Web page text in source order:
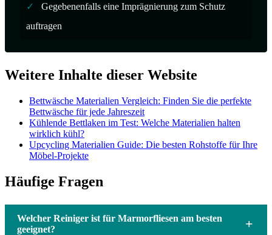
✓
Gegebenenfalls eine Imprägnierung zum Schutz
auftragen
Weitere Inhalte dieser Website
Bettwäsche Materialien Vergleich: Finden Sie die perfekte
Bettwäsche für jede Jahreszeit
Kühlende Bettlaken im Test: Welche Materialien halten
wirklich kühl?
Upcycling Materialien Guide: Die besten Rohstoffe für Ihre
Möbel-Projekte
Häufige Fragen
Welcher Reiniger ist für Marmorfliesen am besten
geeignet?
+